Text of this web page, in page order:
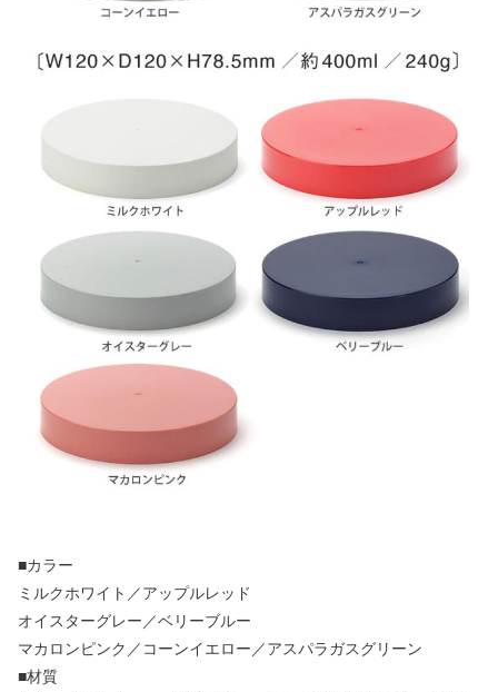
■カラー
ミルクホワイト／アップルレッド
オイスターグレー／ベリーブルー
マカロンピンク／コーンイエロー／アスパラガスグリーン
■材質